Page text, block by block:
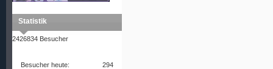
Statistik
2426834 Besucher
Besucher heute:
294